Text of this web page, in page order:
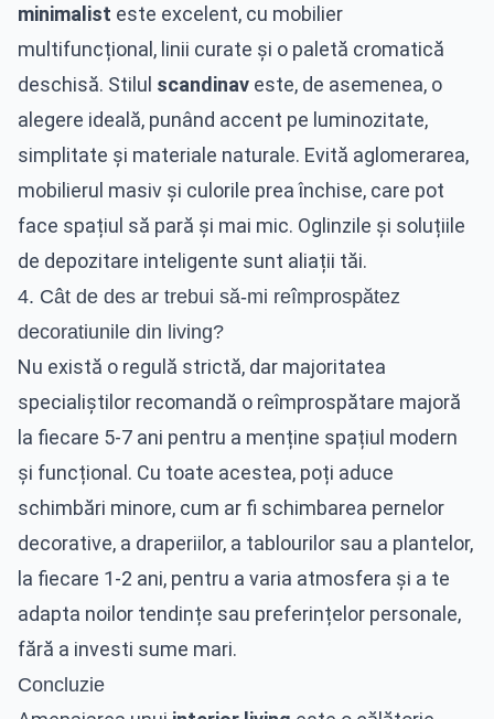
minimalist este excelent, cu mobilier
multifuncțional, linii curate și o paletă cromatică
deschisă. Stilul scandinav este, de asemenea, o
alegere ideală, punând accent pe luminozitate,
simplitate și materiale naturale. Evită aglomerarea,
mobilierul masiv și culorile prea închise, care pot
face spațiul să pară și mai mic. Oglinzile și soluțiile
de depozitare inteligente sunt aliații tăi.
4. Cât de des ar trebui să-mi reîmprospătez
decoratiunile din living?
Nu există o regulă strictă, dar majoritatea
specialiștilor recomandă o reîmprospătare majoră
la fiecare 5-7 ani pentru a menține spațiul modern
și funcțional. Cu toate acestea, poți aduce
schimbări minore, cum ar fi schimbarea pernelor
decorative, a draperiilor, a tablourilor sau a plantelor,
la fiecare 1-2 ani, pentru a varia atmosfera și a te
adapta noilor tendințe sau preferințelor personale,
fără a investi sume mari.
Concluzie